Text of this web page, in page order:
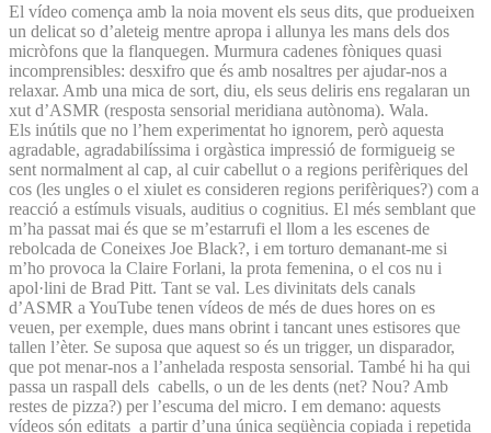
El vídeo comença amb la noia movent els seus dits, que produeixen
un delicat so d’aleteig mentre apropa i allunya les mans dels dos
micròfons que la flanquegen. Murmura cadenes fòniques quasi
incomprensibles: desxifro que és amb nosaltres per ajudar-nos a
relaxar. Amb una mica de sort, diu, els seus deliris ens regalaran un
xut d’ASMR (resposta sensorial meridiana autònoma). Wala.
Els inútils que no l’hem experimentat ho ignorem, però aquesta
agradable, agradabilíssima i orgàstica impressió de formigueig se
sent normalment al cap, al cuir cabellut o a regions perifèriques del
cos (les ungles o el xiulet es consideren regions perifèriques?) com a
reacció a estímuls visuals, auditius o cognitius. El més semblant que
m’ha passat mai és que se m’estarrufi el llom a les escenes de
rebolcada de Coneixes Joe Black?, i em torturo demanant-me si
m’ho provoca la Claire Forlani, la prota femenina, o el cos nu i
apol·lini de Brad Pitt. Tant se val. Les divinitats dels canals
d’ASMR a YouTube tenen vídeos de més de dues hores on es
veuen, per exemple, dues mans obrint i tancant unes estisores que
tallen l’èter. Se suposa que aquest so és un trigger, un disparador,
que pot menar-nos a l’anhelada resposta sensorial. També hi ha qui
passa un raspall dels cabells, o un de les dents (net? Nou? Amb
restes de pizza?) per l’escuma del micro. I em demano: aquests
vídeos són editats a partir d’una única seqüència copiada i repetida